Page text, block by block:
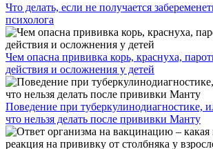
Что делать, если не получается
психолога
Чем опасна прививка корь, краснуха,
действия и осложнения у детей
Поведение при туберкулинодиагностике,
что нельзя делать после прививки Манту